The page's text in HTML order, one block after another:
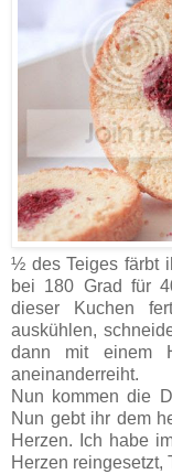
½ des Teiges färbt
bei 180 Grad für
dieser Kuchen
auskühlen,
dann mit einem
aneinanderreiht.
Nun kommen die
Nun gebt ihr dem
Herzen. Ich habe
Herzen